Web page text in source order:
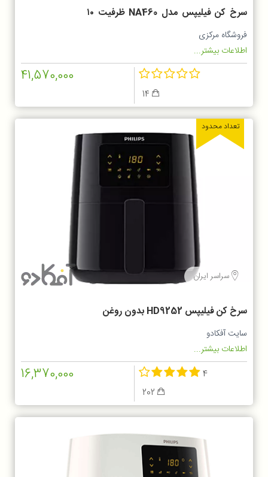
سرخ کن فیلیپس مدل NA460 ظرفیت ۱۰
لیتر
فروشگاه مرکزی
اطلاعات بیشتر...
14
41,570,000
تعداد محدود
سراسر ایران
سرخ کن فیلیپس HD9252 بدون روغن
سایت آفکادو
اطلاعات بیشتر...
4
202
16,370,000